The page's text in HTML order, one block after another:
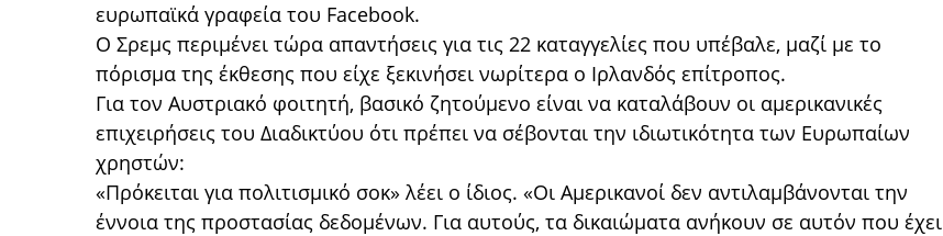
ευρωπαϊκά γραφεία του Facebook.
Ο Σρεμς περιμένει τώρα απαντήσεις για τις 22 καταγγελίες που υπέβαλε, μαζί με το
πόρισμα της έκθεσης που είχε ξεκινήσει νωρίτερα ο Ιρλανδός επίτροπος.
Για τον Αυστριακό φοιτητή, βασικό ζητούμενο είναι να καταλάβουν οι αμερικανικές
επιχειρήσεις του Διαδικτύου ότι πρέπει να σέβονται την ιδιωτικότητα των Ευρωπαίων
χρηστών:
«Πρόκειται για πολιτισμικό σοκ» λέει ο ίδιος. «Οι Αμερικανοί δεν αντιλαμβάνονται την
έννοια της προστασίας δεδομένων. Για αυτούς, τα δικαιώματα ανήκουν σε αυτόν που έχει